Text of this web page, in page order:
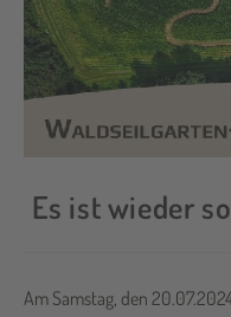
Es ist wieder
Am Samstag, den